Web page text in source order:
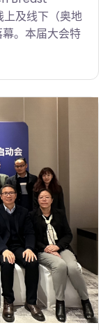
及线下（奥地
。本届大会特